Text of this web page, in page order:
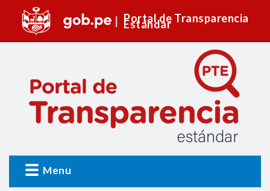
Portal de Transparencia
Estándar
Menu